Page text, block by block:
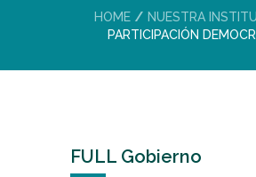
HOME
NUESTRA
PARTICIPACIÓN
FULL Gobierno